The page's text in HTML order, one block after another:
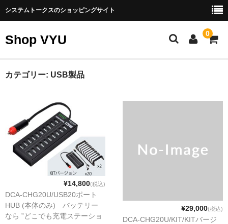
システムトークスのショッピングサイト
Shop VYU 0
製品カテゴリー
スゴイバッテリー
ナノ発電所
ソーラーパネル（太陽光発電）
その他エネルギー製品
パソコン周辺機器
カテゴリー: USB製品
¥14,800(税込)
DCA-CHG20U/USB20ポート
HUB (本体のみ) バッテリー
なら ”どこでも充電ステーショ
¥29,000(税込)
DCA-CHG20U/KIT/KITバージ